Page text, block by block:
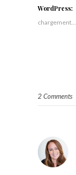
WordPress:
chargement…
2 Comments